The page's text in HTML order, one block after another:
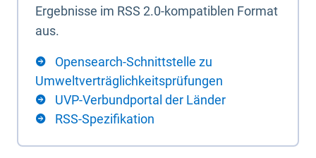
Ergebnisse im RSS 2.0-kompatiblen Format
aus.
Opensearch-Schnittstelle zu
Umweltverträglichkeitsprüfungen
UVP-Verbundportal der Länder
RSS-Spezifikation